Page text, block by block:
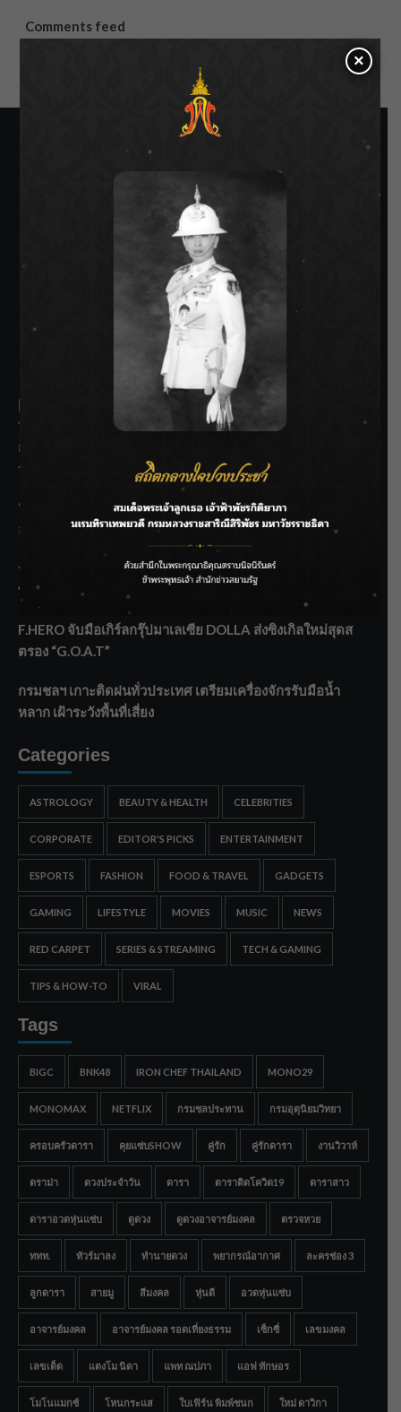
Comments feed
SIAMRATH VARIETY
THE BEST ENTERTAINMENT
Recent Posts
กรมชลฯ รับฟังประชาชน ติดตามแก้ปัญหาโครงการประตู
ระบายน้ำศรีสองรักฯ
‘แมน การิน’ แชร์ความเชื่อชวนคิด! “อยากกินอะไรหลังจาก
ลาโลกนี้ ให้ใส่บาตรสิ่งนั้นไว้ตอนยังมีชีวิต”
ราชเลขานุการในพระองค์ฯ ติดตามโครงการหุบกะพง–ห้วย
ทรายใต้ เสริมความมั่นคงน้ำเพชรบุรี
F.HERO จับมือเกิร์ลกรุ๊ปมาเลเซีย DOLLA ส่งซิงเกิลใหม่สุดส
ตรอง “G.O.A.T”
กรมชลฯ เกาะติดฝนทั่วประเทศ เตรียมเครื่องจักรรับมือน้ำ
หลาก เฝ้าระวังพื้นที่เสี่ยง
Categories
ASTROLOGY BEAUTY & HEALTH CELEBRITIES
CORPORATE EDITOR'S PICKS ENTERTAINMENT
ESPORTS FASHION FOOD & TRAVEL GADGETS
GAMING LIFESTYLE MOVIES MUSIC NEWS
RED CARPET SERIES & STREAMING TECH & GAMING
TIPS & HOW-TO VIRAL
Tags
BIGC BNK48 IRON CHEF THAILAND MONO29
MONOMAX NETFLIX กรมชลประทาน กรมอุตุนิยมวิทยา
ครอบครัวดารา คุยแซ่บSHOW คู่รัก คู่รักดารา งานวิวาห์
ดราม่า ดวงประจำวัน ดารา ดาราติดโควิด19 ดาราสาว
ดาราอวดหุ่นแซ่บ ดูดวง ดูดวงอาจารย์มงคล ตรวจหวย
ททท. ทัวร์มาลง ทำนายดวง พยากรณ์อากาศ ละครช่อง 3
ลูกดารา สายมู สีมงคล หุ่นดี อวดหุ่นแซ่บ
อาจารย์มงคล อาจารย์มงคล รอดเที่ยงธรรม เซ็กซี่ เลขมงคล
เลขเด็ด แตงโม นิดา แพท ณปภา แอฟ ทักษอร
โมโนแมกซ์ โหนกระแส ใบเฟิร์น พิมพ์ชนก ใหม่ ดาวิกา
×